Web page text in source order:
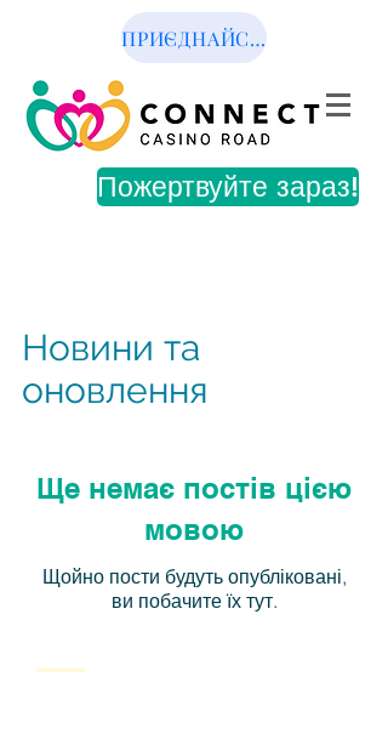
ПРИЄДНАЙСЯ ДО НАС
Пожертвуйте зараз!
Новини та
оновлення
Ще немає постів цією
мовою
Щойно пости будуть опубліковані,
ви побачите їх тут.